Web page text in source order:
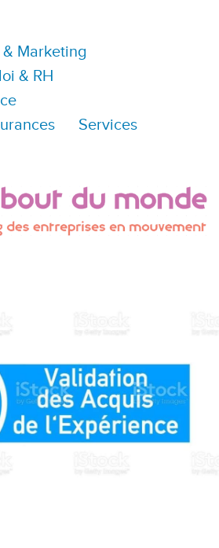
Marketing
& RH
Services